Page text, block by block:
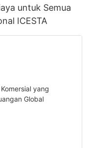
untuk Semua
ICESTA